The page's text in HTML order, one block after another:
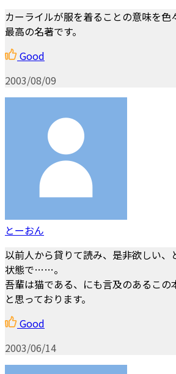
カーライルが服を着ることの意味を色
最高の名著です。
Good
2003/08/09
とーおん
以前人から貸りて読み、是非欲しい、
状態で……。
吾輩は猫である、にも言及のあるこの
と思っております。
Good
2003/06/14